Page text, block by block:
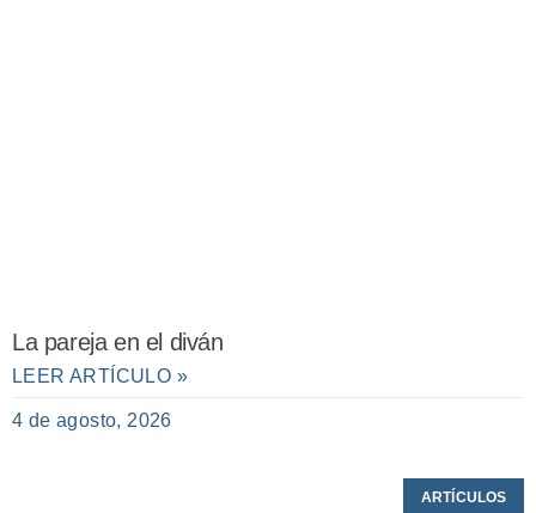
La pareja en el diván
LEER ARTÍCULO »
4 de agosto, 2026
ARTÍCULOS